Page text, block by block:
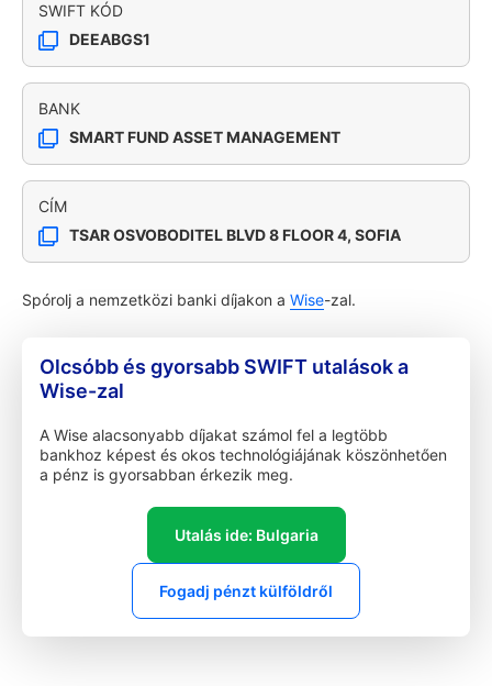
SWIFT KÓD
DEEABGS1
BANK
SMART FUND ASSET MANAGEMENT
CÍM
TSAR OSVOBODITEL BLVD 8 FLOOR 4, SOFIA
Spórolj a nemzetközi banki díjakon a Wise-zal.
Olcsóbb és gyorsabb SWIFT utalások a
Wise-zal
A Wise alacsonyabb díjakat számol fel a legtöbb
bankhoz képest és okos technológiájának köszönhetően
a pénz is gyorsabban érkezik meg.
Utalás ide: Bulgaria
Fogadj pénzt külföldről